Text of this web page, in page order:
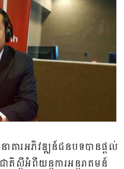
គារអភិវឌ្ឍន៍ជនបទបានផ្តល់
តិស្តីអំពីយន្តការអន្តរាគមន៍